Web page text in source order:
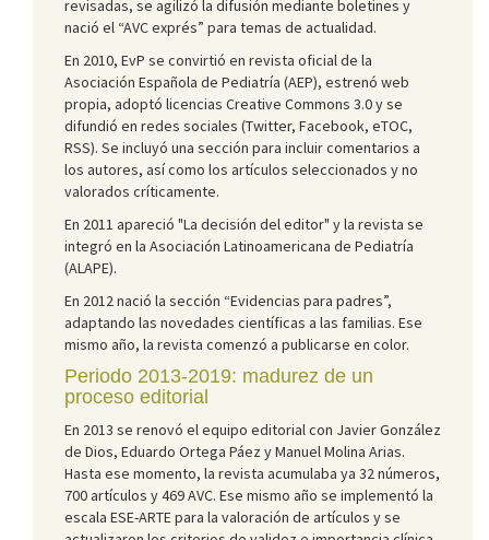
revisadas, se agilizó la difusión mediante boletines y
nació el “AVC exprés” para temas de actualidad.
En 2010, EvP se convirtió en revista oficial de la
Asociación Española de Pediatría (AEP), estrenó web
propia, adoptó licencias Creative Commons 3.0 y se
difundió en redes sociales (Twitter, Facebook, eTOC,
RSS). Se incluyó una sección para incluir comentarios a
los autores, así como los artículos seleccionados y no
valorados críticamente.
En 2011 apareció "La decisión del editor" y la revista se
integró en la Asociación Latinoamericana de Pediatría
(ALAPE).
En 2012 nació la sección “Evidencias para padres”,
adaptando las novedades científicas a las familias. Ese
mismo año, la revista comenzó a publicarse en color.
Periodo 2013-2019: madurez de un
proceso editorial
En 2013 se renovó el equipo editorial con Javier González
de Dios, Eduardo Ortega Páez y Manuel Molina Arias.
Hasta ese momento, la revista acumulaba ya 32 números,
700 artículos y 469 AVC. Ese mismo año se implementó la
escala ESE-ARTE para la valoración de artículos y se